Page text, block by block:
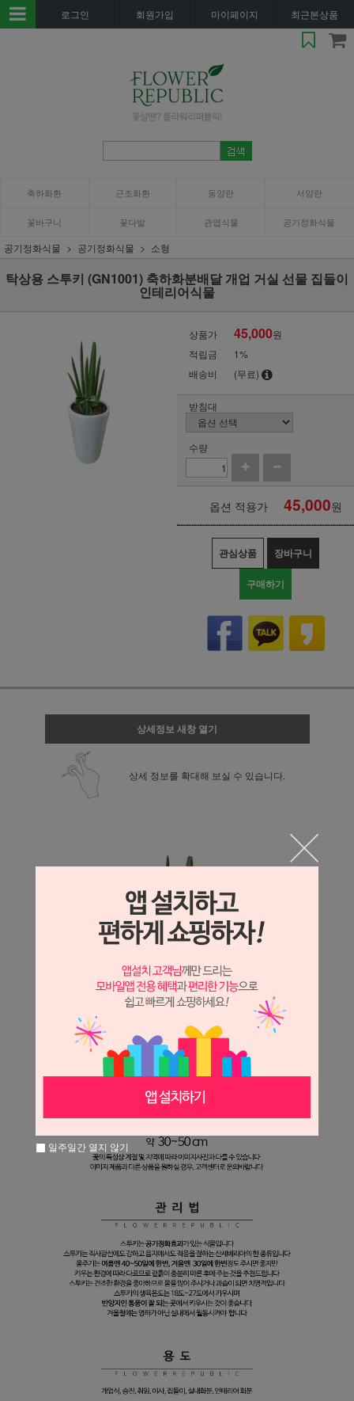
로그인 회원가입 마이페이지 최근본상품
축하화환 근조화환 동양란 서양란
꽃바구니 꽃다발 관엽식물 공기정화식물
공기정화식물 공기정화식물 소형
탁상용 스투키 (GN1001) 축하화분배달 개업 거실 선물 집들이
인테리어식물
상품가 45,000원
적립금
1%
배송비
(무료)
받침대
수량
옵션 적용가 45,000원
관심상품 장바구니
구매하기
상세정보 새창 열기
상세 정보를 확대해 보실 수 있습니다.
일주일간 열지 않기